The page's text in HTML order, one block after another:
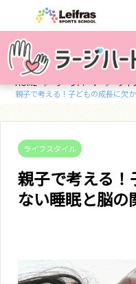
HOME ラージハート
ライ
親子で考える！子どもの成長に欠
ライフスタイル
親子で考える
ない睡眠と脳の